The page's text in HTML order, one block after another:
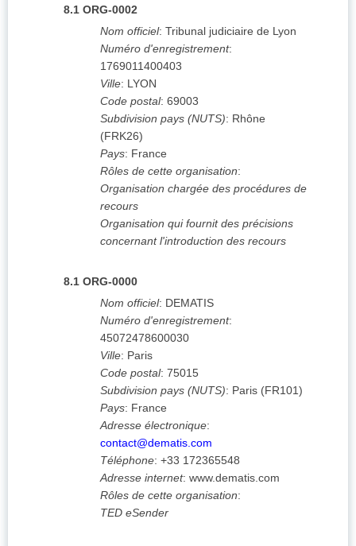
8.1 ORG-0002
Nom officiel: Tribunal judiciaire de Lyon
Numéro d'enregistrement:
1769011400403
Ville: LYON
Code postal: 69003
Subdivision pays (NUTS): Rhône
(FRK26)
Pays: France
Rôles de cette organisation:
Organisation chargée des procédures de
recours
Organisation qui fournit des précisions
concernant l'introduction des recours
8.1 ORG-0000
Nom officiel: DEMATIS
Numéro d'enregistrement:
45072478600030
Ville: Paris
Code postal: 75015
Subdivision pays (NUTS): Paris (FR101)
Pays: France
Adresse électronique:
contact@dematis.com
Téléphone: +33 172365548
Adresse internet: www.dematis.com
Rôles de cette organisation:
TED eSender